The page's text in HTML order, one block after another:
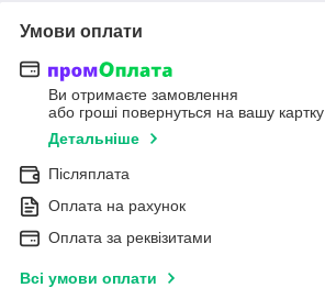
Умови оплати
Ви отримаєте замовлення
або гроші повернуться на вашу картку
Детальніше
Післяплата
Оплата на рахунок
Оплата за реквізитами
Всі умови оплати